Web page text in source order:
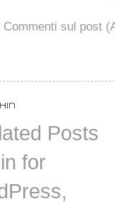
Commenti sul post